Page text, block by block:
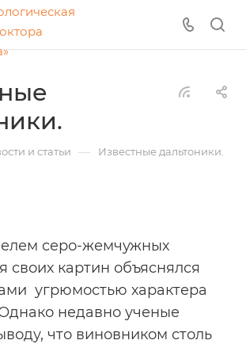
и статьи — Известные дальтоники.
серо-жемчужных
своих картин объяснялся
угрюмостью характера
недавно ученые
что виновником столь